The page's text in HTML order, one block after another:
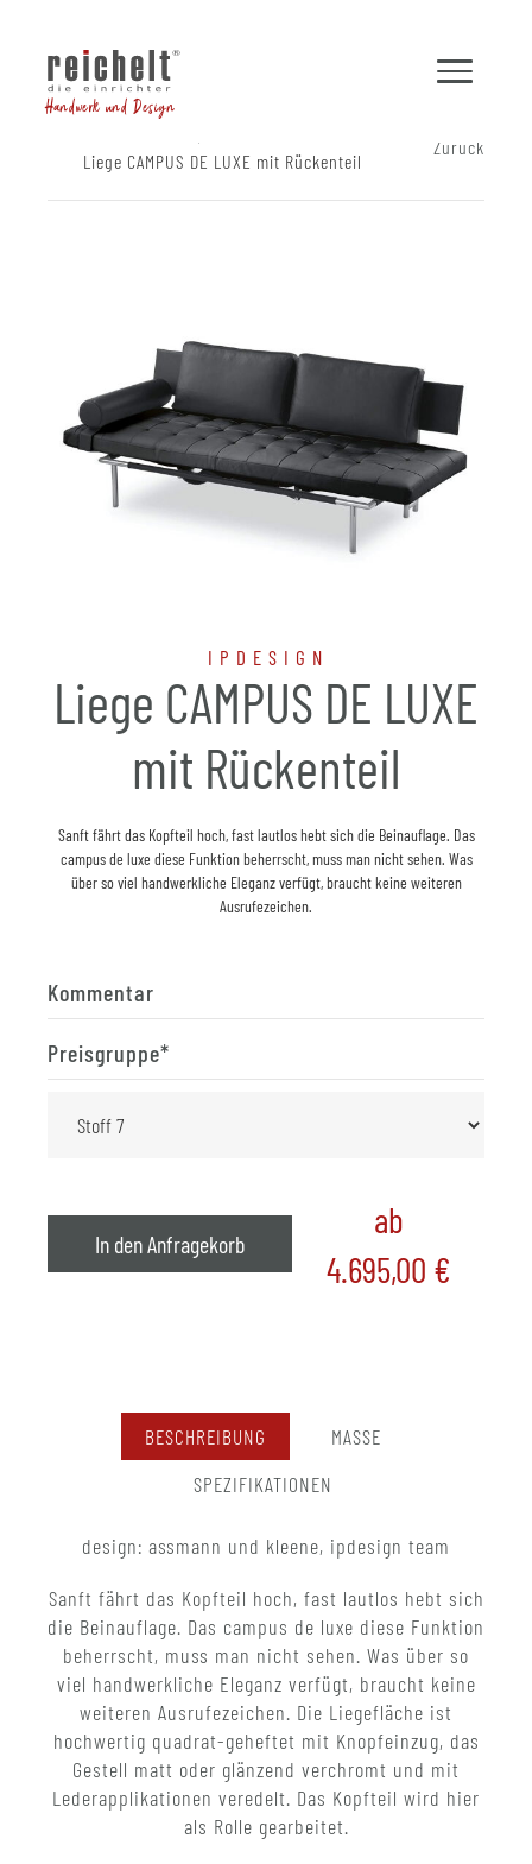
Handwerk und Design
Liege CAMPUS DE LUXE mit Rückenteil
Zurück
IPDESIGN
Liege CAMPUS DE LUXE
mit Rückenteil
Sanft fährt das Kopfteil hoch, fast lautlos hebt sich die Beinauflage. Das
campus de luxe diese Funktion beherrscht, muss man nicht sehen. Was
über so viel handwerkliche Eleganz verfügt, braucht keine weiteren
Ausrufezeichen.
Kommentar
Preisgruppe*
In den Anfragekorb
ab
4.695,00 €
BESCHREIBUNG
MASSE
SPEZIFIKATIONEN
design: assmann und kleene, ipdesign team
Sanft fährt das Kopfteil hoch, fast lautlos hebt sich
die Beinauflage. Das campus de luxe diese Funktion
beherrscht, muss man nicht sehen. Was über so
viel handwerkliche Eleganz verfügt, braucht keine
weiteren Ausrufezeichen. Die Liegefläche ist
hochwertig quadrat-geheftet mit Knopfeinzug, das
Gestell matt oder glänzend verchromt und mit
Lederapplikationen veredelt. Das Kopfteil wird hier
als Rolle gearbeitet.